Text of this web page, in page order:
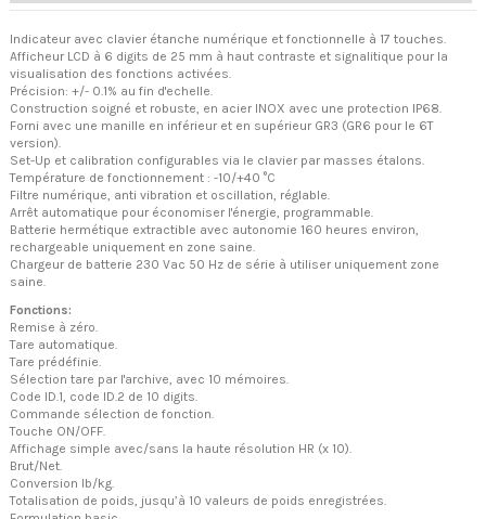
Indicateur avec clavier étanche numérique et fonctionnelle à 17 touches.
Afficheur LCD à 6 digits de 25 mm à haut contraste et signalitique pour la
visualisation des fonctions activées.
Précision: +/- 0.1% au fin d'echelle.
Construction soigné et robuste, en acier INOX avec une protection IP68.
Forni avec une manille en inférieur et en supérieur GR3 (GR6 pour le 6T
version).
Set-Up et calibration configurables via le clavier par masses étalons.
Température de fonctionnement : -10/+40 °C
Filtre numérique, anti vibration et oscillation, réglable.
Arrêt automatique pour économiser l'énergie, programmable.
Batterie hermétique extractible avec autonomie 160 heures environ,
rechargeable uniquement en zone saine.
Chargeur de batterie 230 Vac 50 Hz de série à utiliser uniquement zone
saine.
Fonctions:
Remise à zéro.
Tare automatique.
Tare prédéfinie.
Sélection tare par l'archive, avec 10 mémoires.
Code ID.1, code ID.2 de 10 digits.
Commande sélection de fonction.
Touche ON/OFF.
Affichage simple avec/sans la haute résolution HR (x 10).
Brut/Net.
Conversion lb/kg.
Totalisation de poids, jusqu’à 10 valeurs de poids enregistrées.